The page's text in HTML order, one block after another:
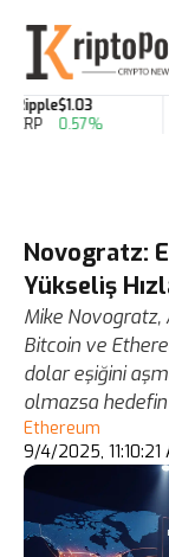
Ripple
XRP
$1.03
0.57%
Novogratz:
Yükseliş
Mike
Bitcoin ve
dolar eşiğini
olmazsa hedefin
Ethereum
9/4/2025, 11:10:21